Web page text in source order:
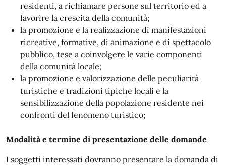
residenti, a richiamare persone sul territorio ed a
favorire la crescita della comunità;
la promozione e la realizzazione di manifestazioni
ricreative, formative, di animazione e di spettacolo
pubblico, tese a coinvolgere le varie componenti
della comunità locale;
la promozione e valorizzazione delle peculiarità
turistiche e tradizioni tipiche locali e la
sensibilizzazione della popolazione residente nei
confronti del fenomeno turistico;
Modalità e termine di presentazione delle domande
I soggetti interessati dovranno presentare la domanda di